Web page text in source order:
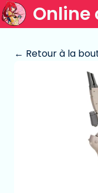
Online
← Retour à la